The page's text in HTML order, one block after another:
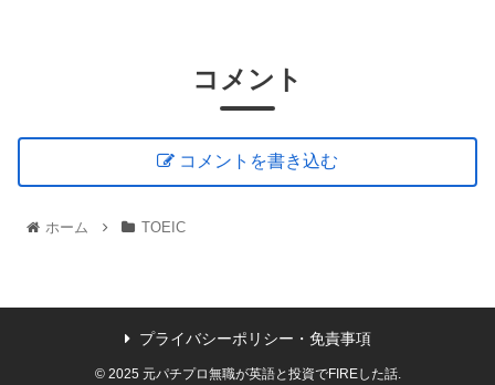
コメント
コメントを書き込む
ホーム TOEIC
プライバシーポリシー・免責事項
© 2025 元パチプロ無職が英語と投資でFIREした話.